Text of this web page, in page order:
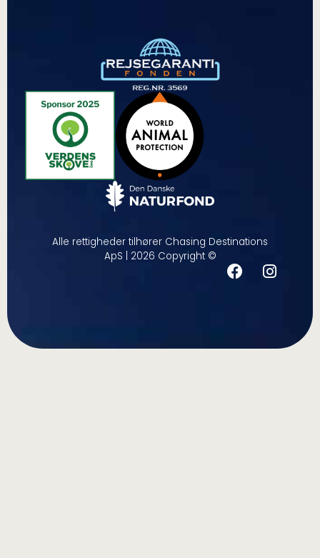
Alle rettigheder tilhører Chasing Destinations
ApS | 2026 Copyright ©